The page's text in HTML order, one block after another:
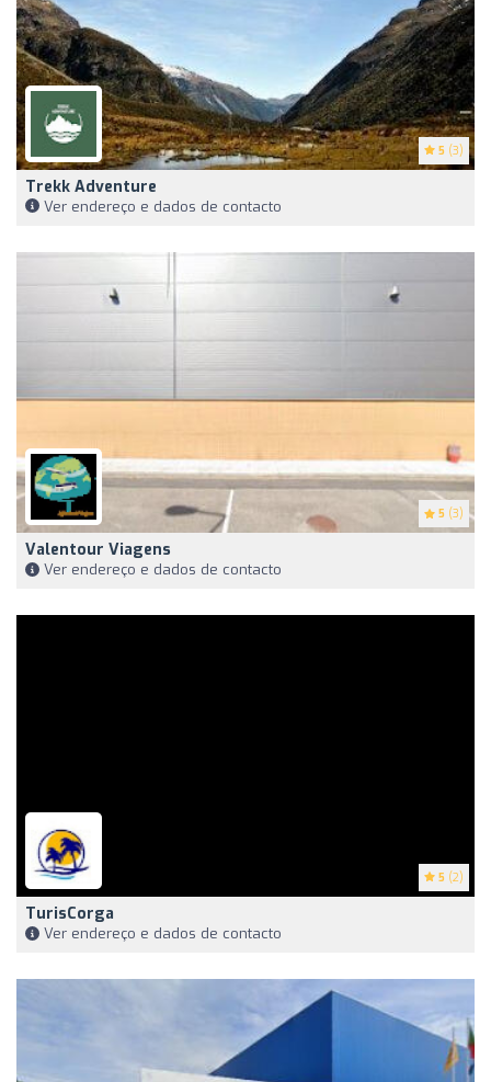
5 (3)
Trekk Adventure
Ver endereço e dados de contacto
5 (3)
Valentour Viagens
Ver endereço e dados de contacto
5 (2)
TurisCorga
Ver endereço e dados de contacto